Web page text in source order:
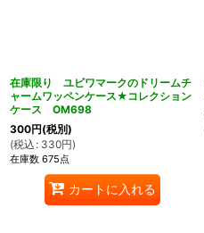
在庫限り ユビワマークのドリームチ
ャームワッペンケース★コレクション
ケース OM698
300円(税別)
(税込 : 330円)
在庫数 675点
カートに入れる